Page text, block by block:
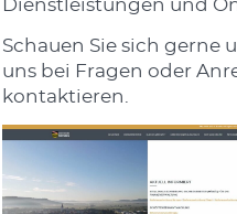
Dienstleistungen und
Schauen Sie sich gerne
uns bei Fragen oder
kontaktieren.